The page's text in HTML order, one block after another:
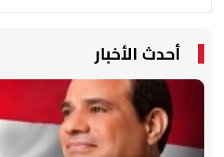
أحدث الأخبار